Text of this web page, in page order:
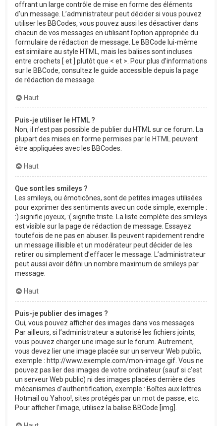
offrant un large contrôle de mise en forme des éléments
d’un message. L’administrateur peut décider si vous pouvez
utiliser les BBCodes, vous pouvez aussi les désactiver dans
chacun de vos messages en utilisant l’option appropriée du
formulaire de rédaction de message. Le BBCode lui-même
est similaire au style HTML, mais les balises sont incluses
entre crochets [ et ] plutôt que < et >. Pour plus d’informations
sur le BBCode, consultez le guide accessible depuis la page
de rédaction de message.
Haut
Puis-je utiliser le HTML ?
Non, il n’est pas possible de publier du HTML sur ce forum. La
plupart des mises en forme permises par le HTML peuvent
être appliquées avec les BBCodes.
Haut
Que sont les smileys ?
Les smileys, ou émoticônes, sont de petites images utilisées
pour exprimer des sentiments avec un code simple, exemple :
:) signifie joyeux, :( signifie triste. La liste complète des smileys
est visible sur la page de rédaction de message. Essayez
toutefois de ne pas en abuser. Ils peuvent rapidement rendre
un message illisible et un modérateur peut décider de les
retirer ou simplement d’effacer le message. L’administrateur
peut aussi avoir défini un nombre maximum de smileys par
message.
Haut
Puis-je publier des images ?
Oui, vous pouvez afficher des images dans vos messages.
Par ailleurs, si l’administrateur a autorisé les fichiers joints,
vous pouvez charger une image sur le forum. Autrement,
vous devez lier une image placée sur un serveur Web public,
exemple : http://www.exemple.com/mon-image.gif. Vous ne
pouvez pas lier des images de votre ordinateur (sauf si c’est
un serveur Web public) ni des images placées derrière des
mécanismes d’authentification, exemple : Boîtes aux lettres
Hotmail ou Yahoo!, sites protégés par un mot de passe, etc.
Pour afficher l’image, utilisez la balise BBCode [img].